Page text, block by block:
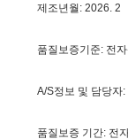
제조년월: 2026. 2
품질보증기준: 전
A/S정보 및 담당자
품질보증 기간: 전